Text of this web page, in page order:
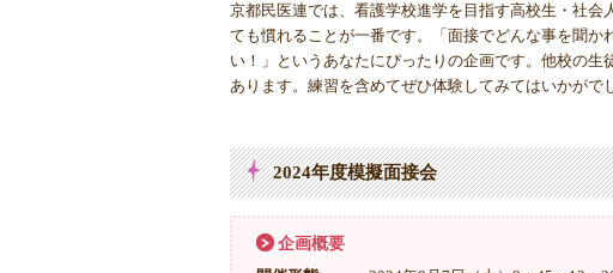
京都民医連では、看護学校進学を目指す高校生・社
ても慣れることが一番です。「面接でどんな事を聞
い！」というあなたにぴったりの企画です。他校の
あります。練習を含めてぜひ体験してみてはいかがで
2024年度模擬面接会
企画概要